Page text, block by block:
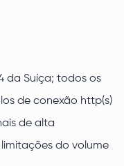
da Suíça; todos os
de conexão http(s)
de alta
do volume